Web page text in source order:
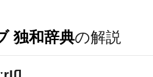
独和辞典の解説